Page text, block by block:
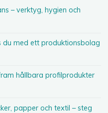
– verktyg, hygien och
du med ett produktionsbolag
hållbara profilprodukter
papper och textil – steg